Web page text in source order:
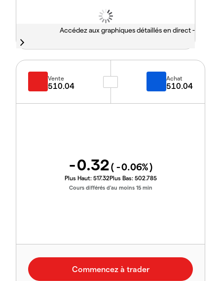
Accédez aux graphiques détaillés en direct -
Vente
510.04
Achat
510.04
-0.32( -0.06%)
Plus Haut: 517.32Plus Bas: 502.785
Cours différés d'au moins 15 min